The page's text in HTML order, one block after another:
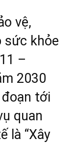
vệ,
sức khỏe
–
2030
tới
quan
là “Xây